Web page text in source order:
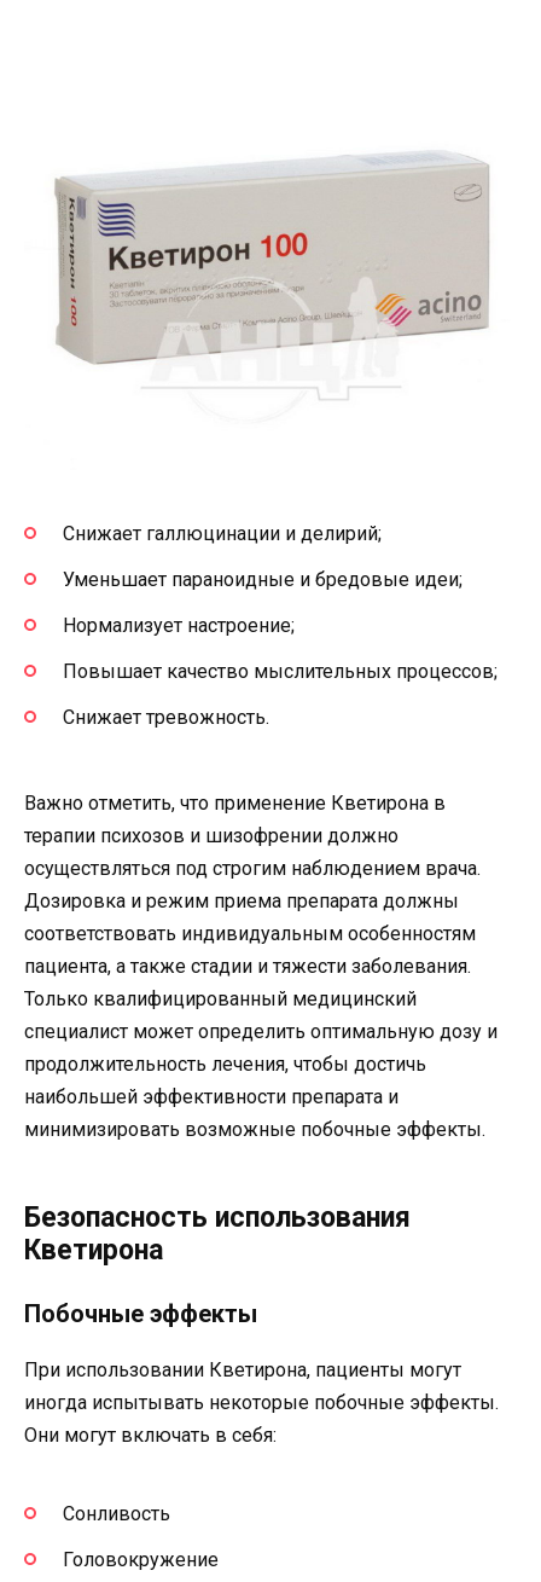
Снижает галлюцинации и делирий;
Уменьшает параноидные и бредовые идеи;
Нормализует настроение;
Повышает качество мыслительных процессов;
Снижает тревожность.
Важно отметить, что применение Кветирона в
терапии психозов и шизофрении должно
осуществляться под строгим наблюдением врача.
Дозировка и режим приема препарата должны
соответствовать индивидуальным особенностям
пациента, а также стадии и тяжести заболевания.
Только квалифицированный медицинский
специалист может определить оптимальную дозу и
продолжительность лечения, чтобы достичь
наибольшей эффективности препарата и
минимизировать возможные побочные эффекты.
Безопасность использования
Кветирона
Побочные эффекты
При использовании Кветирона, пациенты могут
иногда испытывать некоторые побочные эффекты.
Они могут включать в себя:
Сонливость
Головокружение